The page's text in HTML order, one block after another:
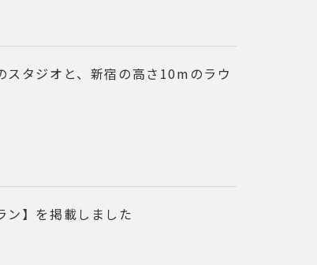
タジオと、新宿の高さ10mのラウ
ン】を掲載しました